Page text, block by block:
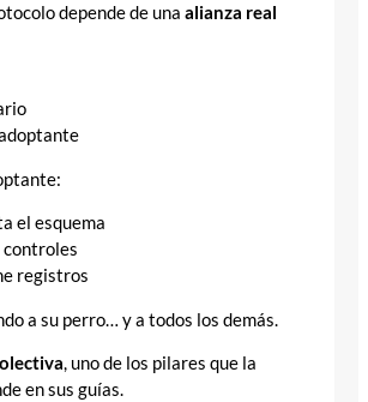
depende de una alianza real
el esquema
controles
registros
a su perro… y a todos los demás.
, uno de los pilares que la
en sus guías.